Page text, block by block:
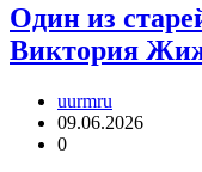
Один из
Виктория
uurmru
09.06.2026
0